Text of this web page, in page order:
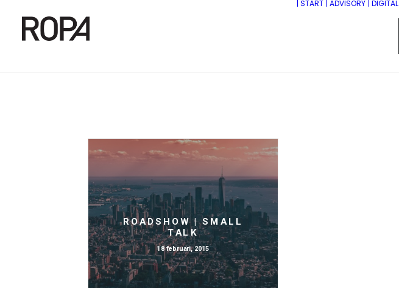
| START | ADVISORY | DIGITAL
ROADSHOW | SMALL
TALK
18 februari, 2015